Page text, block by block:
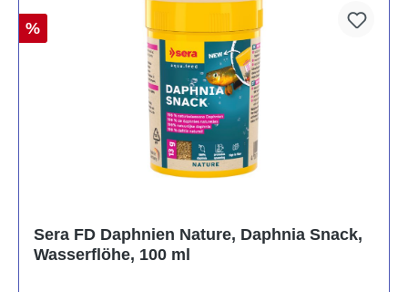
%
Sera FD Daphnien Nature, Daphnia Snack,
Wasserflöhe, 100 ml